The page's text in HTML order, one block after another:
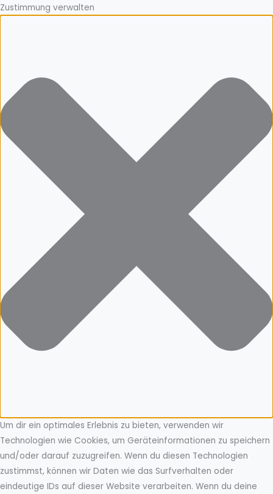
Zustimmung verwalten
Um dir ein optimales Erlebnis zu bieten, verwenden wir
Technologien wie Cookies, um Geräteinformationen zu speichern
und/oder darauf zuzugreifen. Wenn du diesen Technologien
zustimmst, können wir Daten wie das Surfverhalten oder
eindeutige IDs auf dieser Website verarbeiten. Wenn du deine